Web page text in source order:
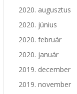
2020. augusztus
2020. június
2020. február
2020. január
2019. december
2019. november